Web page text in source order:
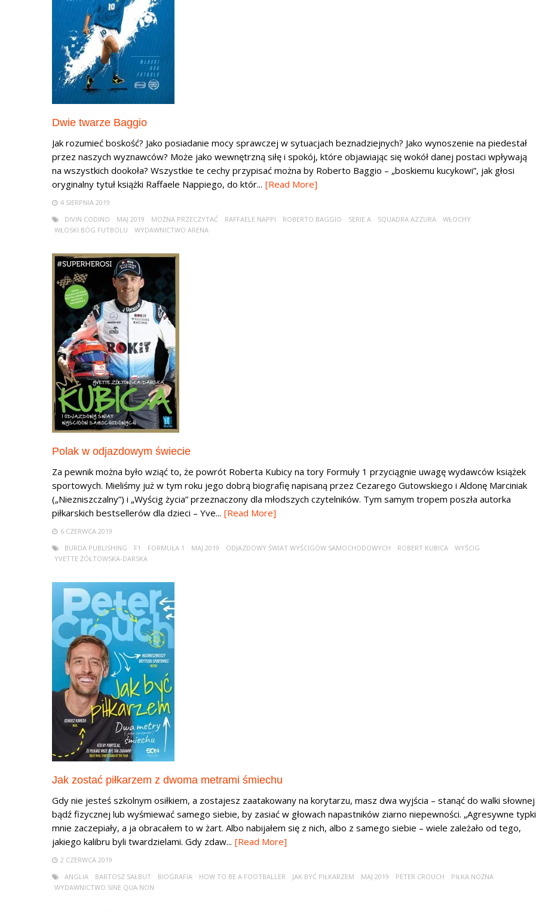
Dwie twarze Baggio
Jak rozumieć boskość? Jako posiadanie mocy sprawczej w sytuacjach beznadziejnych? Jako wynoszenie na piedestał
przez naszych wyznawców? Może jako wewnętrzną siłę i spokój, które objawiając się wokół danej postaci wpływają
na wszystkich dookoła? Wszystkie te cechy przypisać można by Roberto Baggio – „boskiemu kucykowi”, jak głosi
oryginalny tytuł książki Raffaele Nappiego, do któr... [Read More]
4 SIERPNIA 2019
DIVIN CODINO
MAJ 2019 MOŻNA PRZECZYTAĆ RAFFAELE NAPPI ROBERTO BAGGIO SERIE A SQUADRA AZZURA
WŁOCHY
WŁOSKI BÓG FUTBOLU
WYDAWNICTWO ARENA
Polak w odjazdowym świecie
Za pewnik można było wziąć to, że powrót Roberta Kubicy na tory Formuły 1 przyciągnie uwagę wydawców książek
sportowych. Mieliśmy już w tym roku jego dobrą biografię napisaną przez Cezarego Gutowskiego i Aldonę Marciniak
(„Niezniszczalny”) i „Wyścig życia” przeznaczony dla młodszych czytelników. Tym samym tropem poszła autorka
piłkarskich bestsellerów dla dzieci – Yve... [Read More]
6 CZERWCA 2019
BURDA PUBLISHING
F1 FORMUŁA 1 MAJ 2019 ODJAZDOWY ŚWIAT WYŚCIGÓW SAMOCHODOWYCH ROBERT KUBICA
WYŚCIG
YVETTE ŻÓŁTOWSKA-DARSKA
Jak zostać piłkarzem z dwoma metrami śmiechu
Gdy nie jesteś szkolnym osiłkiem, a zostajesz zaatakowany na korytarzu, masz dwa wyjścia – stanąć do walki słownej
bądź fizycznej lub wyśmiewać samego siebie, by zasiać w głowach napastników ziarno niepewności. „Agresywne typki
mnie zaczepiały, a ja obracałem to w żart. Albo nabijałem się z nich, albo z samego siebie – wiele zależało od tego,
jakiego kalibru byli twardzielami. Gdy zdaw... [Read More]
2 CZERWCA 2019
ANGLIA
BARTOSZ SAŁBUT BIOGRAFIA HOW TO BE A FOOTBALLER JAK BYĆ PIŁKARZEM MAJ 2019 PETER CROUCH
PIŁKA NOŻNA
WYDAWNICTWO SINE QUA NON